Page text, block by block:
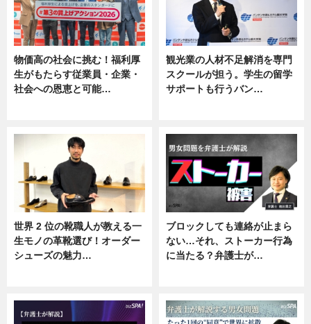
物価高の社会に挑む！福利厚
生がもたらす従業員・企業・
社会への恩恵と可能…
観光業の人材不足解消を専門
スクールが担う。学生の留学
サポートも行うバン…
世界 2 位の靴職人が教える一
生モノの革靴選び！オーダー
シューズの魅力…
ブロックしても連絡が止まら
ない…それ、ストーカー行為
に当たる？弁護士が…